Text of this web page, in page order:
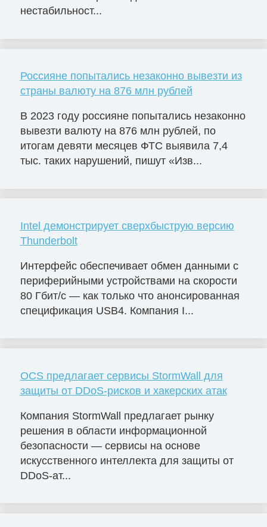
нестабильност...
Россияне попытались незаконно вывезти из
страны валюту на 876 млн рублей
В 2023 году россияне попытались незаконно
вывезти валюту на 876 млн рублей, по
итогам девяти месяцев ФТС выявила 7,4
тыс. таких нарушений, пишут «Изв...
Intel демонстрирует сверхбыструю версию
Thunderbolt
Интерфейс обеспечивает обмен данными с
периферийными устройствами на скорости
80 Гбит/с — как только что анонсированная
спецификация USB4. Компания I...
OCS предлагает сервисы StormWall для
защиты от DDoS-рисков и хакерских атак
Компания StormWall предлагает рынку
решения в области информационной
безопасности — сервисы на основе
искусственного интеллекта для защиты от
DDoS-ат...